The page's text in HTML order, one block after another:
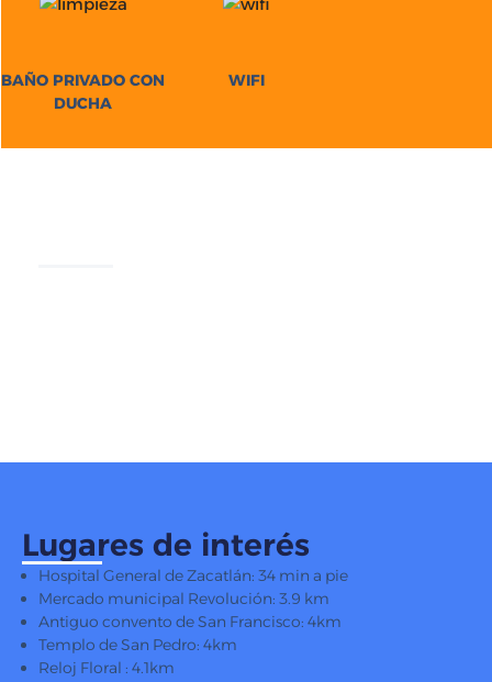
BAÑO PRIVADO CON
DUCHA
WIFI
Lugares de interés
Hospital General de Zacatlán: 34 min a pie
Mercado municipal Revolución: 3.9 km
Antiguo convento de San Francisco: 4km
Templo de San Pedro: 4km
Reloj Floral : 4.1km